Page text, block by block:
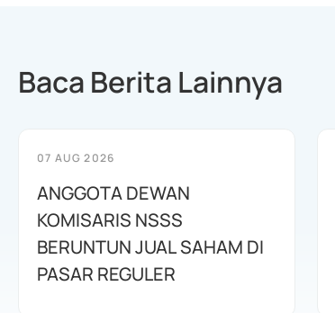
Baca Berita Lainnya
07 AUG 2026
ANGGOTA DEWAN
KOMISARIS NSSS
BERUNTUN JUAL SAHAM DI
PASAR REGULER